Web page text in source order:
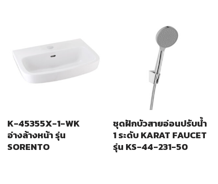
K-45355X-1-WK
อ่างล้างหน้า รุ่น
SORENTO
ชุดฝักบัวสายอ่อนปรับน้ำ
1 ระดับ KARAT FAUCET
รุ่น KS-44-231-50